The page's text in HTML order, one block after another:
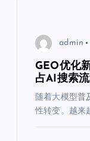
admin
GEO优化
占AI搜索
随着大模型普
性转变。越来